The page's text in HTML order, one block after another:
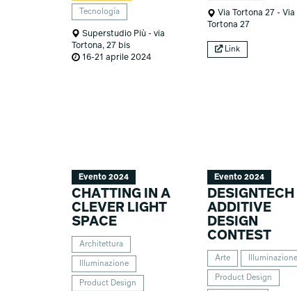
Tecnologia
Superstudio Più - via
Tortona, 27 bis
16-21 aprile 2024
Via Tortona 27 - Via
Tortona 27
Link
Evento 2024
CHATTING IN A
CLEVER LIGHT
SPACE
Architettura
Illuminazione
Product Design
Evento 2024
DESIGNTECH
ADDITIVE
DESIGN
CONTEST
Arte Illuminazione
Product Design